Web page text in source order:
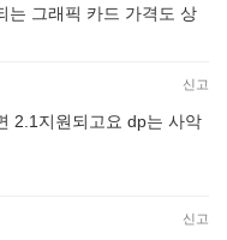
는 그래픽 카드 가격도 상
신고
2.1지원되고요 dp는 사악
신고